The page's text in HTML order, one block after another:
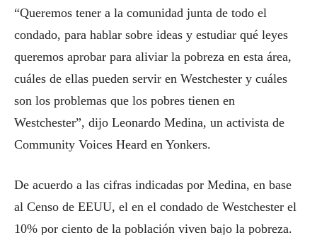
“Queremos tener a la comunidad junta de todo el
condado, para hablar sobre ideas y estudiar qué leyes
queremos aprobar para aliviar la pobreza en esta área,
cuáles de ellas pueden servir en Westchester y cuáles
son los problemas que los pobres tienen en
Westchester”, dijo Leonardo Medina, un activista de
Community Voices Heard en Yonkers.
De acuerdo a las cifras indicadas por Medina, en base
al Censo de EEUU, el en el condado de Westchester el
10% por ciento de la población viven bajo la pobreza.